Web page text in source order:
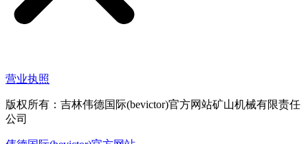
营业执照
版权所有：吉林伟德国际(bevictor)官方网站矿山机械有限责任
公司